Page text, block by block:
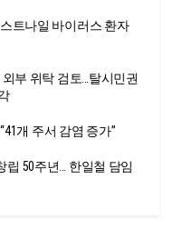
트나일 바이러스 환자
부 위탁 검토…탈시민권
개 주서 감염 증가”
50주년… 한일철 담임